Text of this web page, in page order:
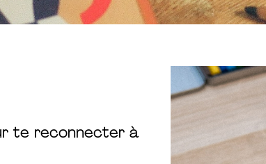
te reconnecter à